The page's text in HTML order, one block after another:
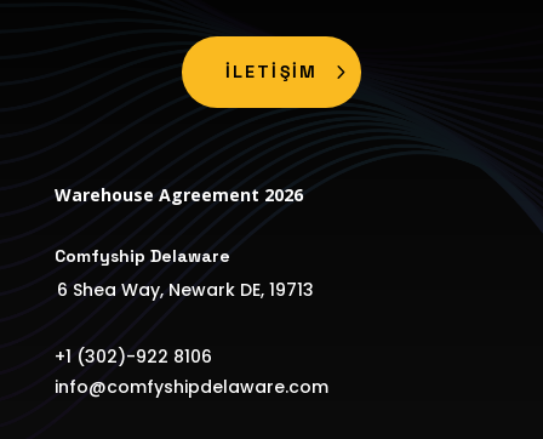
İLETİŞİM
Warehouse Agreement 2026
Comfyship Delaware
6 Shea Way, Newark DE, 19713
+1 (302)-922 8106
info@comfyshipdelaware.com